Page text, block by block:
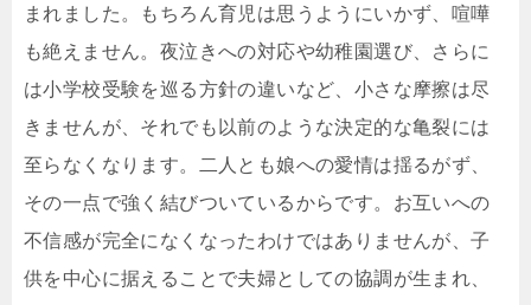
まれました。もちろん育児は思うようにいかず、喧嘩
も絶えません。夜泣きへの対応や幼稚園選び、さらに
は小学校受験を巡る方針の違いなど、小さな摩擦は尽
きませんが、それでも以前のような決定的な亀裂には
至らなくなります。二人とも娘への愛情は揺るがず、
その一点で強く結びついているからです。お互いへの
不信感が完全になくなったわけではありませんが、子
供を中心に据えることで夫婦としての協調が生まれ、